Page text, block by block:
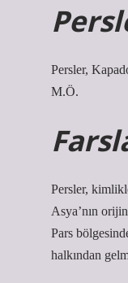
Persler,
M.Ö.
Persler,
Asya’nın
Pars
halkından